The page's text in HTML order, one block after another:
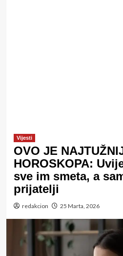
Vijesti
OVO JE
HOROSKOPA:
sve im smeta, a
prijatelji
redakcion 25 Marta, 2026